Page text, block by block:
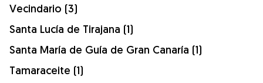
Vecindario (3)
Santa Lucía de Tirajana (1)
Santa María de Guía de Gran Canaría (1)
Tamaraceite (1)